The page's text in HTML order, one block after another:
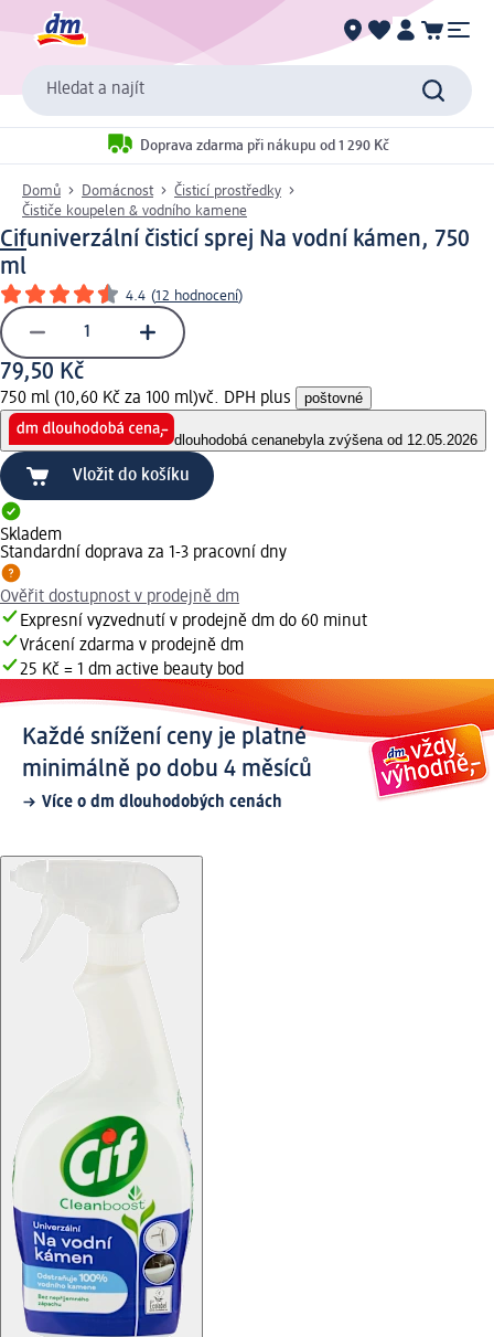
Hledat a najít
Doprava zdarma při nákupu od 1 290 Kč
Domů Domácnost
Čisticí prostředky
Čističe koupelen & vodního kamene
Cifuniverzální čisticí sprej Na vodní kámen, 750
ml
4.4 (12 hodnocení)
79,50 Kč
750 ml (10,60 Kč za 100 ml)vč. DPH plus poštovné
dlouhodobá cenanebyla zvýšena od 12.05.2026
Vložit do košíku
Skladem
Standardní doprava za 1-3 pracovní dny
Ověřit dostupnost v prodejně dm
Expresní vyzvednutí v prodejně dm do 60 minut
Vrácení zdarma v prodejně dm
25 Kč = 1 dm active beauty bod
Každé snížení ceny je platné
minimálně po dobu 4 měsíců
Více o dm dlouhodobých cenách